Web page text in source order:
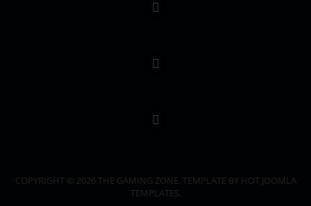
COPYRIGHT © 2026 THE GAMING ZONE. TEMPLATE BY HOT JOOMLA
TEMPLATES.